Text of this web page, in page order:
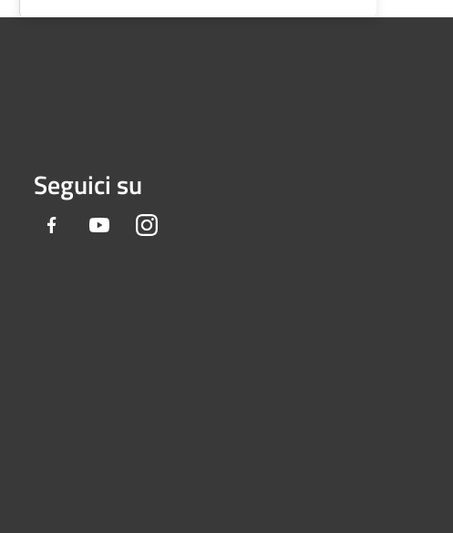
Seguici su
Facebook YoutubeInstagram